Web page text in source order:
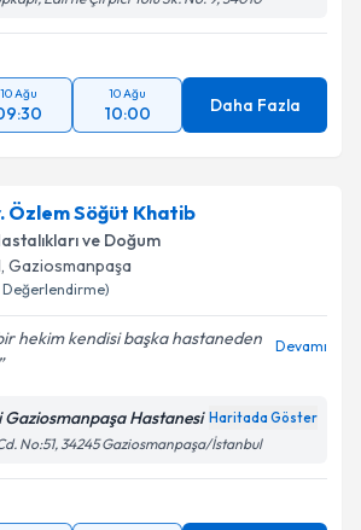
10 Ağu 10 Ağu
10:00 Daha Fazla
Özlem Söğüt Khatib
ve Doğum
, Gaziosmanpaşa
Değerlendirme)
hekim kendisi başka hastaneden
Devamı
Hastanesi Haritada Göster
No:51, 34245 Gaziosmanpaşa/İstanbul